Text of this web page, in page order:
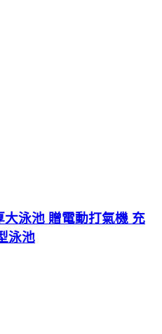
泳池 贈電動打氣機 充
泳池